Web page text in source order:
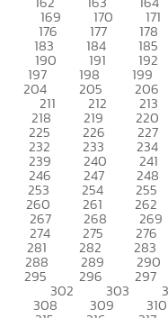
169 170 171
176 177 178
183 184 185
190 191 192
197 198 199
204 205 206
211 212 213
218 219 220
225 226 227
232 233 234
239 240 241
246 247 248
253 254 255
260 261 262
267 268 269
274 275 276
281 282 283
288 289 290
295 296 297
302 303
308 309 310